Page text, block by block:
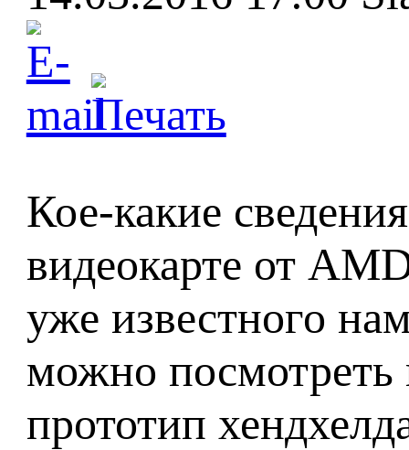
Кое-какие
видеокарте от
уже известного
можно
прототип